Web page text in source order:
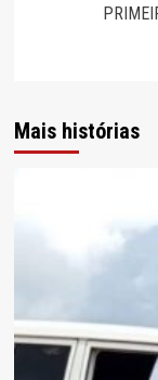
Mais histórias